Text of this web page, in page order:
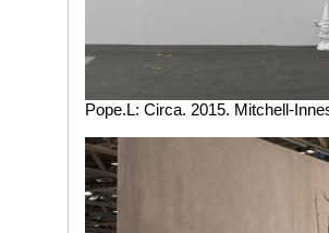
Pope.L: Circa. 2015. Mitchell-